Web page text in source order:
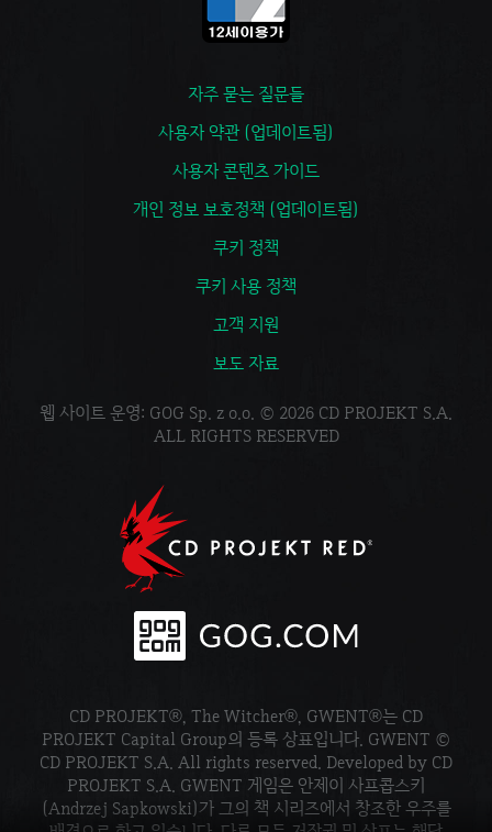
자주 묻는 질문들
사용자 약관 (업데이트됨)
사용자 콘텐츠 가이드
개인 정보 보호정책 (업데이트됨)
쿠키 정책
쿠키 사용 정책
고객 지원
보도 자료
웹 사이트 운영: GOG Sp. z o.o. © 2026 CD PROJEKT S.A.
ALL RIGHTS RESERVED
CD PROJEKT®, The Witcher®, GWENT®는 CD
PROJEKT Capital Group의 등록 상표입니다. GWENT ©
CD PROJEKT S.A. All rights reserved. Developed by CD
PROJEKT S.A. GWENT 게임은 안제이 사프콥스키
(Andrzej Sapkowski)가 그의 책 시리즈에서 창조한 우주를